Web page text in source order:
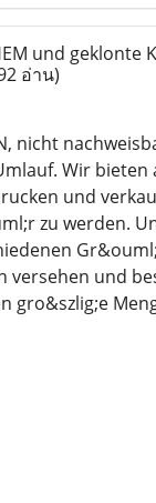
und geklonte
อ่าน)
nicht
Wir
und
zu werden.
und